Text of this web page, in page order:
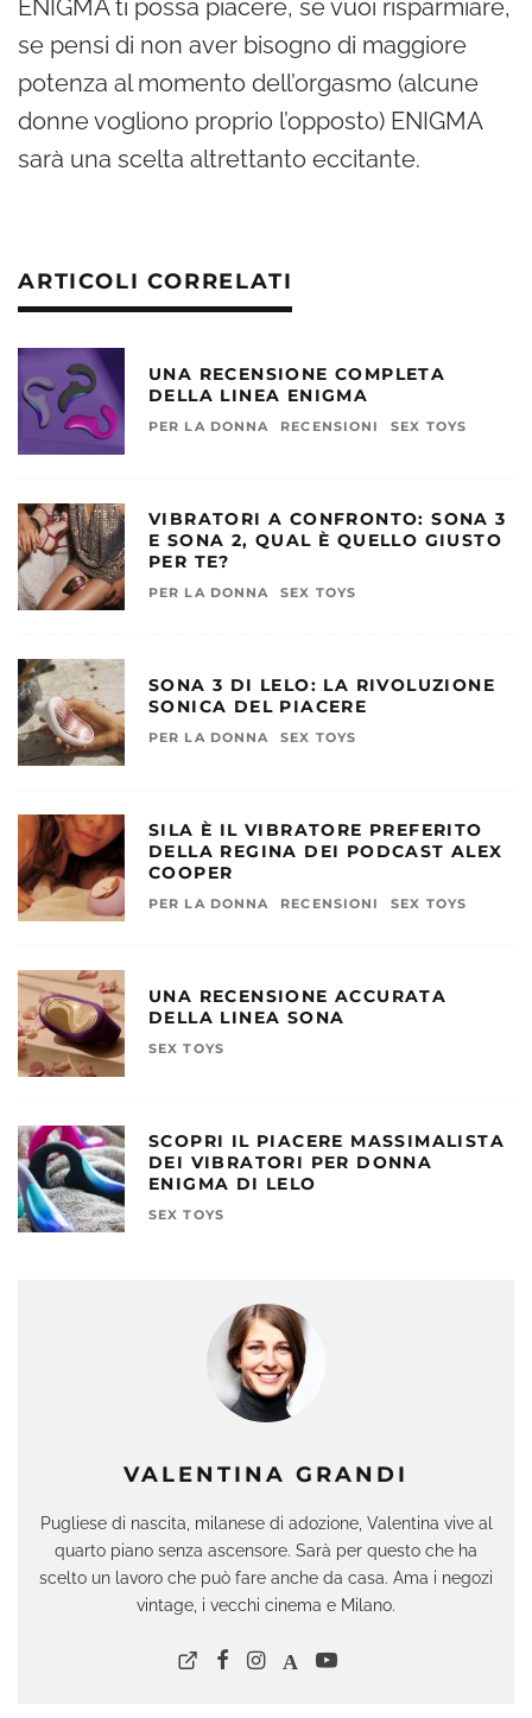
ENIGMA ti possa piacere, se vuoi risparmiare,
se pensi di non aver bisogno di maggiore
potenza al momento dell’orgasmo (alcune
donne vogliono proprio l’opposto) ENIGMA
sarà una scelta altrettanto eccitante.
VALENTINA GRANDI
Pugliese di nascita, milanese di adozione, Valentina vive al
quarto piano senza ascensore. Sarà per questo che ha
scelto un lavoro che può fare anche da casa. Ama i negozi
vintage, i vecchi cinema e Milano.
ARTICOLI CORRELATI
UNA RECENSIONE COMPLETA
DELLA LINEA ENIGMA
PER LA DONNA RECENSIONI SEX TOYS
VIBRATORI A CONFRONTO: SONA 3
E SONA 2, QUAL È QUELLO GIUSTO
PER TE?
PER LA DONNA SEX TOYS
SONA 3 DI LELO: LA RIVOLUZIONE
SONICA DEL PIACERE
PER LA DONNA SEX TOYS
SILA È IL VIBRATORE PREFERITO
DELLA REGINA DEI PODCAST ALEX
COOPER
PER LA DONNA RECENSIONI SEX TOYS
UNA RECENSIONE ACCURATA
DELLA LINEA SONA
SEX TOYS
SCOPRI IL PIACERE MASSIMALISTA
DEI VIBRATORI PER DONNA
ENIGMA DI LELO
SEX TOYS